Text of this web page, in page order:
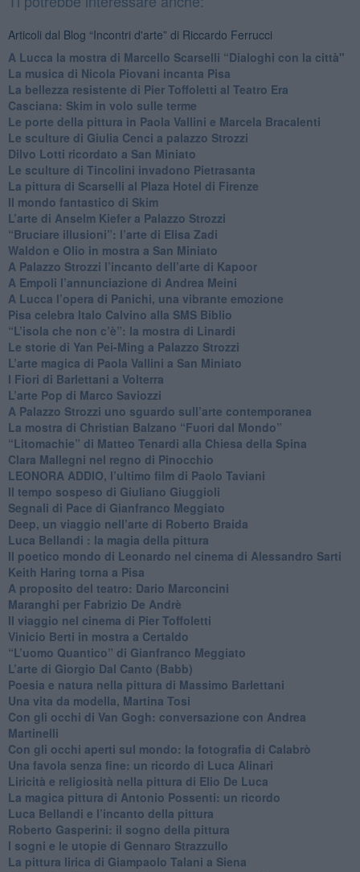
Articoli dal Blog “Incontri d'arte” di Riccardo Ferrucci
A Lucca la mostra di Marcello Scarselli “Dialoghi con la città"
​La musica di Nicola Piovani incanta Pisa
​La bellezza resistente di Pier Toffoletti al Teatro Era
​Casciana: Skim in volo sulle terme
​Le porte della pittura in Paola Vallini e Marcela Bracalenti
​Le sculture di Giulia Cenci a palazzo Strozzi
​Dilvo Lotti ricordato a San Miniato
​Le sculture di Tincolini invadono Pietrasanta
La pittura di Scarselli al Plaza Hotel di Firenze
​Il mondo fantastico di Skim
​L’arte di Anselm Kiefer a Palazzo Strozzi
​“Bruciare illusioni”: l’arte di Elisa Zadi
​Waldon e Olio in mostra a San Miniato
​A Palazzo Strozzi l’incanto dell’arte di Kapoor
​A Empoli l’annunciazione di Andrea Meini
A Lucca l’opera di Panichi, una vibrante emozione
Pisa celebra Italo Calvino alla SMS Biblio
“L’isola che non c’è”: la mostra di Linardi
​Le storie di Yan Pei-Ming a Palazzo Strozzi
​L’arte magica di Paola Vallini a San Miniato
​I Fiori di Barlettani a Volterra
​L’arte Pop di Marco Saviozzi
​A Palazzo Strozzi uno sguardo sull’arte contemporanea
La mostra di Christian Balzano “Fuori dal Mondo”
​“Litomachie” di Matteo Tenardi alla Chiesa della Spina
​Clara Mallegni nel regno di Pinocchio
​LEONORA ADDIO, l’ultimo film di Paolo Taviani
Il tempo sospeso di Giuliano Giuggioli
Segnali di Pace di Gianfranco Meggiato
​Deep, un viaggio nell’arte di Roberto Braida
​Luca Bellandi : la magia della pittura
​Il poetico mondo di Leonardo nel cinema di Alessandro Sarti
​Keith Haring torna a Pisa
​A proposito del teatro: Dario Marconcini
Maranghi per Fabrizio De Andrè
​Il viaggio nel cinema di Pier Toffoletti
Vinicio Berti in mostra a Certaldo
“L’uomo Quantico” di Gianfranco Meggiato
​L’arte di Giorgio Dal Canto (Babb)
Poesia e natura nella pittura di Massimo Barlettani
Una vita da modella, Martina Tosi
​Con gli occhi di Van Gogh: conversazione con Andrea
Martinelli
​Con gli occhi aperti sul mondo: la fotografia di Calabrò
Una favola senza fine: un ricordo di Luca Alinari
Liricità e religiosità nella pittura di Elio De Luca
La magica pittura di Antonio Possenti: un ricordo
Luca Bellandi e l’incanto della pittura
​Roberto Gasperini: il sogno della pittura
I sogni e le utopie di Gennaro Strazzullo
La pittura lirica di Giampaolo Talani a Siena